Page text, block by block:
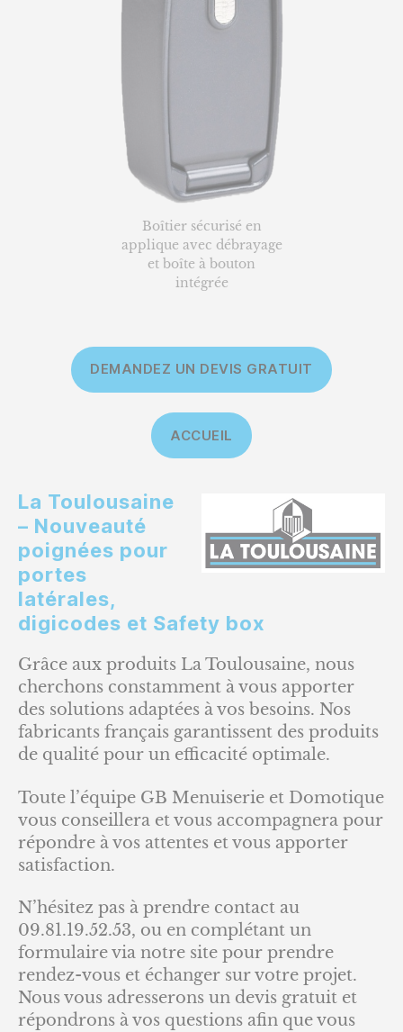
Boîtier sécurisé en
applique avec débrayage
et boîte à bouton
intégrée
DEMANDEZ UN DEVIS GRATUIT
ACCUEIL
La Toulousaine
– Nouveauté
poignées pour
portes
latérales,
digicodes et Safety box
Grâce aux produits La Toulousaine, nous
cherchons constamment à vous apporter
des solutions adaptées à vos besoins. Nos
fabricants français garantissent des produits
de qualité pour un efficacité optimale.
Toute l’équipe GB Menuiserie et Domotique
vous conseillera et vous accompagnera pour
répondre à vos attentes et vous apporter
satisfaction.
N’hésitez pas à prendre contact au
09.81.19.52.53, ou en complétant un
formulaire via notre site pour prendre
rendez-vous et échanger sur votre projet.
Nous vous adresserons un devis gratuit et
répondrons à vos questions afin que vous